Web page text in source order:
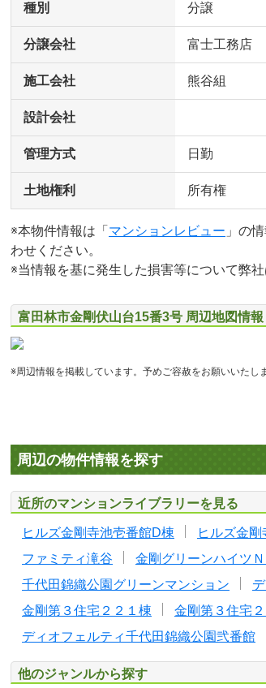
種別 分譲
分譲会社 富士工務店
施工会社 熊谷組
設計会社
管理方式 日勤
土地権利 所有権
※本物件情報は「 マンションレビュー 」の
わせください。
※当情報を基に発生した損害等について弊
富田林市金剛伏山台15番3号 周辺地図情報
※周辺情報を掲載しています。予めご容赦をお願いいたしま
周辺の物件情報を探す
近所のマンションライブラリーを見る
ヒルズ金剛寺池壱番館D棟 ヒルズ金
ファミティ滝谷
金剛グリーンハイツ
千代田錦織公園グリーンマンション
金剛第３住宅２２１棟
金剛第３住宅
ディオフェルティ千代田錦織公園弐番館
他のジャンルから探す